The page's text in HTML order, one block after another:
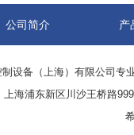
公司简介 产
设备（上海）有限公司专
上海浦东新区川沙王桥路